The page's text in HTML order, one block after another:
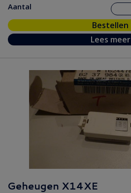
Aantal
Bestellen
Lees meer
Geheugen X14XE